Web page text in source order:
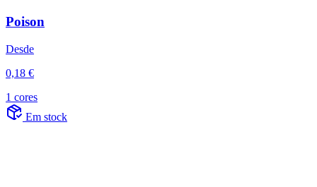
Poison
Desde
0,18 €
1 cores
Em stock